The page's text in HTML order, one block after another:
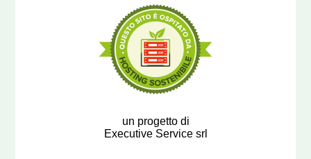
un progetto di
Executive Service srl